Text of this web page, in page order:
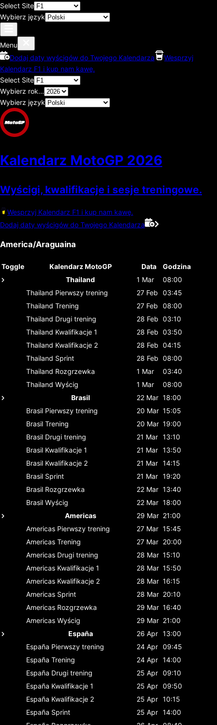
Select Site
Wybierz język
Menu
Dodaj daty wyścigów do Twojego Kalendarza
Wesprzyj
Kalendarz F1 i kup nam kawę.
Select Site
Wybierz rok...
Wybierz język
Kalendarz MotoGP 2026
Wyścigi, kwalifikacje i sesje treningowe.
Wesprzyj Kalendarz F1 i kup nam kawę.
Dodaj daty wyścigów do Twojego Kalendarza
America/Araguaina
Toggle Kalendarz MotoGP Data
Godzina
Thailand
1 Mar
08:00
Thailand Pierwszy trening 27 Feb
03:45
Thailand Trening 27 Feb
08:00
Thailand Drugi trening 28 Feb 03:10
Thailand Kwalifikacje 1 28 Feb 03:50
Thailand Kwalifikacje 2 28 Feb 04:15
Thailand Sprint 28 Feb 08:00
Thailand Rozgrzewka 1 Mar
03:40
Thailand Wyścig 1 Mar
08:00
Brasil
22 Mar 18:00
Brasil Pierwszy trening 20 Mar 15:05
Brasil Trening 20 Mar 19:00
Brasil Drugi trening 21 Mar 13:10
Brasil Kwalifikacje 1 21 Mar 13:50
Brasil Kwalifikacje 2 21 Mar 14:15
Brasil Sprint 21 Mar 19:20
Brasil Rozgrzewka 22 Mar 13:40
Brasil Wyścig 22 Mar 18:00
Americas
29 Mar 21:00
Americas Pierwszy trening 27 Mar 15:45
Americas Trening 27 Mar 20:00
Americas Drugi trening 28 Mar 15:10
Americas Kwalifikacje 1 28 Mar 15:50
Americas Kwalifikacje 2 28 Mar 16:15
Americas Sprint 28 Mar 20:10
Americas Rozgrzewka 29 Mar 16:40
Americas Wyścig 29 Mar 21:00
España
26 Apr 13:00
España Pierwszy trening 24 Apr 09:45
España Trening 24 Apr 14:00
España Drugi trening 25 Apr 09:10
España Kwalifikacje 1 25 Apr 09:50
España Kwalifikacje 2 25 Apr 10:15
España Sprint 25 Apr 14:00